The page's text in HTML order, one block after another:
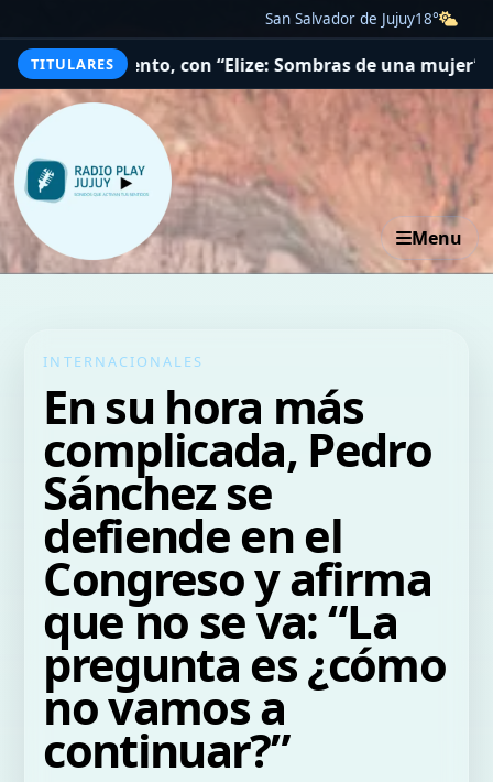
San Salvador de Jujuy18°
TITULARES
“Elize: Sombras de una mujer” a la cabeza Lo más
Menu
INTERNACIONALES
En su hora más
complicada, Pedro
Sánchez se
defiende en el
Congreso y afirma
que no se va: “La
pregunta es ¿cómo
no vamos a
continuar?”